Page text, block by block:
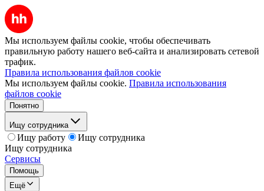
Мы используем файлы cookie, чтобы обеспечивать
правильную работу нашего веб-сайта и анализировать сетевой
трафик.
Правила использования файлов cookie
Мы используем файлы cookie. Правила использования
файлов cookie
Понятно
Ищу сотрудника
Ищу работу
Ищу сотрудника
Ищу сотрудника
Сервисы
Помощь
Ещё